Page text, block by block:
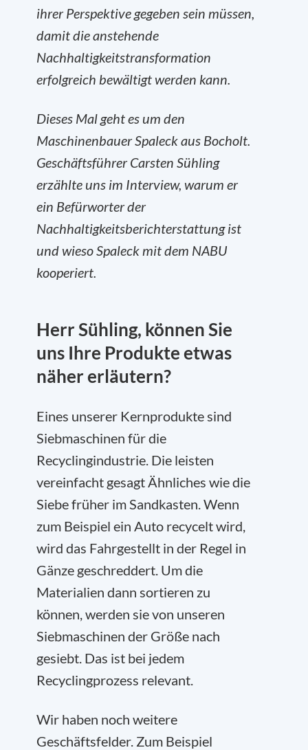
ihrer Perspektive gegeben sein müssen,
damit die anstehende
Nachhaltigkeitstransformation
erfolgreich bewältigt werden kann.
Dieses Mal geht es um den
Maschinenbauer Spaleck aus Bocholt.
Geschäftsführer Carsten Sühling
erzählte uns im Interview, warum er
ein Befürworter der
Nachhaltigkeitsberichterstattung ist
und wieso Spaleck mit dem NABU
kooperiert.
Herr Sühling, können Sie
uns Ihre Produkte etwas
näher erläutern?
Eines unserer Kernprodukte sind
Siebmaschinen für die
Recyclingindustrie. Die leisten
vereinfacht gesagt Ähnliches wie die
Siebe früher im Sandkasten. Wenn
zum Beispiel ein Auto recycelt wird,
wird das Fahrgestellt in der Regel in
Gänze geschreddert. Um die
Materialien dann sortieren zu
können, werden sie von unseren
Siebmaschinen der Größe nach
gesiebt. Das ist bei jedem
Recyclingprozess relevant.
Wir haben noch weitere
Geschäftsfelder. Zum Beispiel